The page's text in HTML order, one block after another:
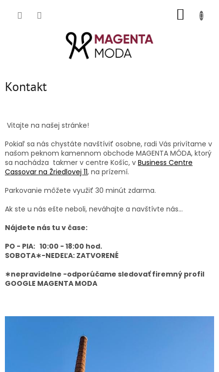
Kontakt
Vitajte na našej stránke!
Pokiaľ sa nás chystáte navštíviť osobne, radi Vás privítame v
našom peknom kamennom obchode MAGENTA MÓDA, ktorý
sa nachádza takmer v centre Košíc, v Business Centre
Cassovar na Žriedlovej 11, na prízemí.
Parkovanie môžete využiť 30 minút zdarma.
Ak ste u nás ešte neboli, neváhajte a navštívte nás...
Nájdete nás tu v čase:
PO - PIA: 10:00 - 18:00 hod.
SOBOTA∗-NEDEĽA: ZATVORENÉ
∗nepravidelne -odporúčame sledovať firemný profil
GOOGLE MAGENTA MODA